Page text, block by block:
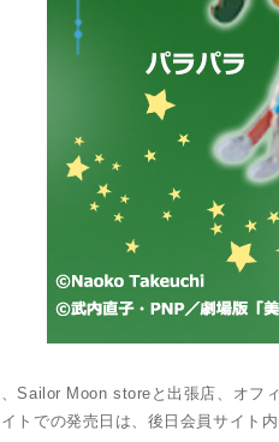
Sailor Moon storeと出張店、オフ
トでの発売日は、後日会員サイト